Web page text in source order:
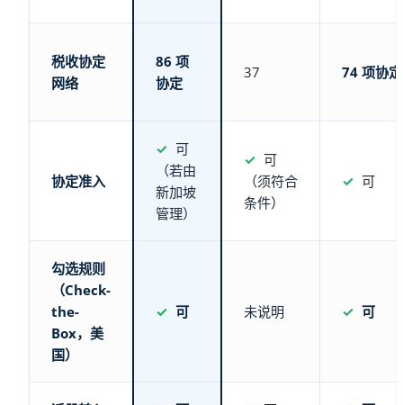
税收协定
网络
86 项
协定
37 74 项协定
协定准入
✓ 可
（若由
新加坡
管理）
✓ 可
（须符合
条件）
✓ 可
勾选规则
（Check-
the-
Box，美
国）
✓ 可 未说明 ✓ 可